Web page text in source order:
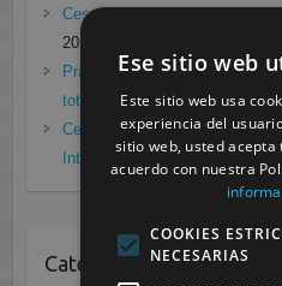
Cesur Murcia en directo con
2021
Prácticas de Radiología
total frente a Covid19 enero
Cesur Murcia: Premio
Internacional Enfermedades
Categorias
Ese sitio web
Este sitio web usa
experiencia del
sitio web, usted acepta
acuerdo con nuestra
COOKIES
NECESARIAS